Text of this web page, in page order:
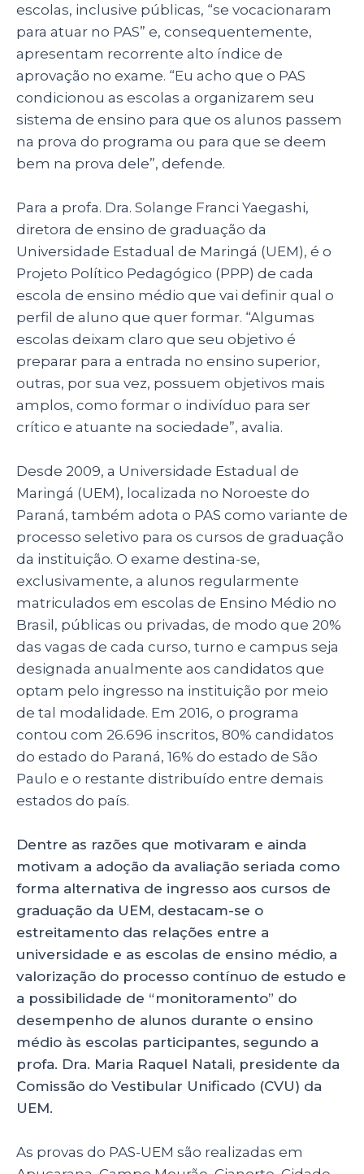
escolas, inclusive públicas, “se vocacionaram
para atuar no PAS” e, consequentemente,
apresentam recorrente alto índice de
aprovação no exame. “Eu acho que o PAS
condicionou as escolas a organizarem seu
sistema de ensino para que os alunos passem
na prova do programa ou para que se deem
bem na prova dele”, defende.
Para a profa. Dra. Solange Franci Yaegashi,
diretora de ensino de graduação da
Universidade Estadual de Maringá (UEM), é o
Projeto Político Pedagógico (PPP) de cada
escola de ensino médio que vai definir qual o
perfil de aluno que quer formar. “Algumas
escolas deixam claro que seu objetivo é
preparar para a entrada no ensino superior,
outras, por sua vez, possuem objetivos mais
amplos, como formar o indivíduo para ser
crítico e atuante na sociedade”, avalia.
Desde 2009, a Universidade Estadual de
Maringá (UEM), localizada no Noroeste do
Paraná, também adota o PAS como variante de
processo seletivo para os cursos de graduação
da instituição. O exame destina-se,
exclusivamente, a alunos regularmente
matriculados em escolas de Ensino Médio no
Brasil, públicas ou privadas, de modo que 20%
das vagas de cada curso, turno e campus seja
designada anualmente aos candidatos que
optam pelo ingresso na instituição por meio
de tal modalidade. Em 2016, o programa
contou com 26.696 inscritos, 80% candidatos
do estado do Paraná, 16% do estado de São
Paulo e o restante distribuído entre demais
estados do país.
Dentre as razões que motivaram e ainda
motivam a adoção da avaliação seriada como
forma alternativa de ingresso aos cursos de
graduação da UEM, destacam-se o
estreitamento das relações entre a
universidade e as escolas de ensino médio, a
valorização do processo contínuo de estudo e
a possibilidade de “monitoramento” do
desempenho de alunos durante o ensino
médio às escolas participantes, segundo a
profa. Dra. Maria Raquel Natali, presidente da
Comissão do Vestibular Unificado (CVU) da
UEM.
As provas do PAS-UEM são realizadas em